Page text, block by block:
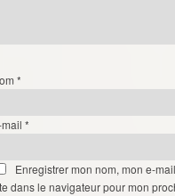
*
*
Enregistrer mon nom, mon e-
dans le navigateur pour mon